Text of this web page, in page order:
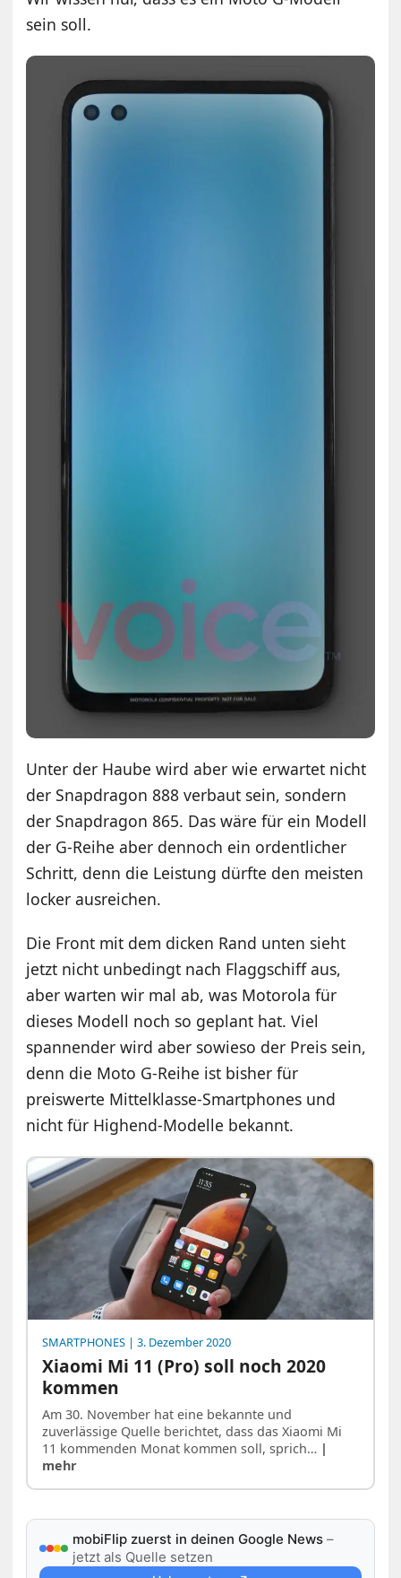
sein soll.
Unter der Haube wird aber wie erwartet nicht
der Snapdragon 888 verbaut sein, sondern
der Snapdragon 865. Das wäre für ein Modell
der G-Reihe aber dennoch ein ordentlicher
Schritt, denn die Leistung dürfte den meisten
locker ausreichen.
Die Front mit dem dicken Rand unten sieht
jetzt nicht unbedingt nach Flaggschiff aus,
aber warten wir mal ab, was Motorola für
dieses Modell noch so geplant hat. Viel
spannender wird aber sowieso der Preis sein,
denn die Moto G-Reihe ist bisher für
preiswerte Mittelklasse-Smartphones und
nicht für Highend-Modelle bekannt.
SMARTPHONES | 3. Dezember 2020
Xiaomi Mi 11 (Pro) soll noch 2020
kommen
Am 30. November hat eine bekannte und
zuverlässige Quelle berichtet, dass das Xiaomi Mi
11 kommenden Monat kommen soll, sprich… |
mehr
mobiFlip zuerst in deinen Google News –
jetzt als Quelle setzen